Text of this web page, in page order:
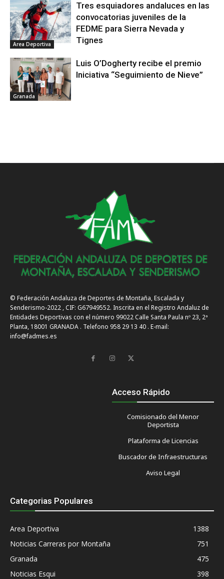
Area Deportiva
Tres esquiadores andaluces en las
convocatorias juveniles de la
FEDME para Sierra Nevada y
Tignes
Granada
Luis O’Dogherty recibe el premio
Iniciativa “Seguimiento de Nieve”
© Federación Andaluza de Deportes de Montaña, Escalada y
Senderismo-2022 , CIF: G67949552. Inscrita en el Registro Andaluz de
Entidades Deportivas con el número 99022 Calle Santa Paula nº 23, 2ª
Planta, 18001 GRANADA . Telefono 958 29 13 40 . E-mail:
info@fadmes.es
Acceso Rápido
Comisionado del Menor
Deportista
Plataforma de Licencias
Buscador de Infraestructuras
Aviso Legal
Categorias Populares
Area Deportiva
1388
Noticias Carreras por Montaña
751
Granada
475
Noticias Esqui
398